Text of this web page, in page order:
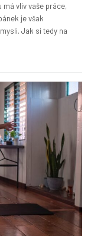
má vliv vaše práce,
je však
Jak si tedy na